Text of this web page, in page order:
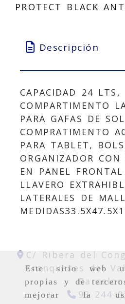
Este sitio web
propias y de
mejorar la
PROTECT BLACK
Descripción
CAPACIDAD 24 LTS,
COMPARTIMENTO
PARA GAFAS DE
COMPRATIMENTO
PARA TABLET,
ORGANIZADOR CON
EN PANEL
LLAVERO
LATERALES DE
C/ Ribera del
Franqueses del
93 244